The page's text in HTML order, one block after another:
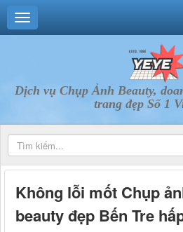
Dịch vụ Chụp Ảnh Beauty,
trang đẹp Số 1
Không lỗi mốt Chụp
beauty đẹp Bến Tre